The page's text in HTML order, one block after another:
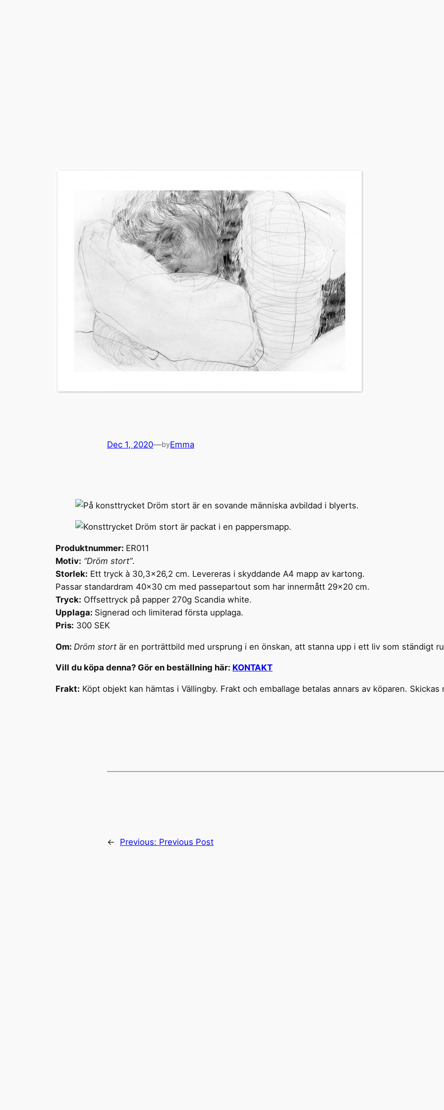
Dec 1, 2020—byEmma
Produktnummer: ER011
Motiv: “Dröm stort”.
Storlek: Ett tryck à 30,3×26,2 cm. Levereras i skyddande A4 mapp av kartong.
Passar standardram 40×30 cm med passepartout som har innermått 29×20 cm.
Tryck: Offsettryck på papper 270g Scandia white.
Upplaga: Signerad och limiterad första upplaga.
Pris: 300 SEK
Om: Dröm stort är en porträttbild med ursprung i en önskan, att stanna upp i ett liv som ständigt
Vill du köpa denna? Gör en beställning här: KONTAKT
Frakt: Köpt objekt kan hämtas i Vällingby. Frakt och emballage betalas annars av köparen. Skickas
← Previous: Previous Post